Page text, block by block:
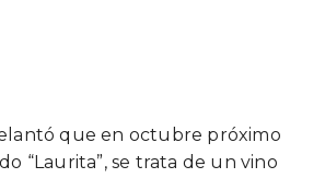
que en octubre próximo
“Laurita”, se trata de un vino